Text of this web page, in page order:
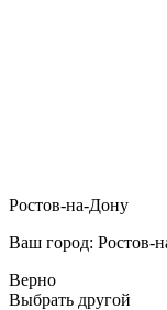
Ростов-на-Дону
Ваш город: Ростов-
Верно
Выбрать другой